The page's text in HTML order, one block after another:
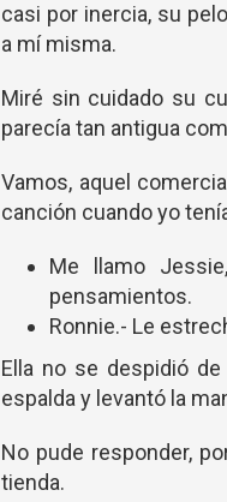
casi por inercia, su
a mí misma.
Miré sin cuidado su
parecía tan antigua
Vamos, aquel
canción cuando yo
Me llamo
pensamientos.
Ronnie.- Le
Ella no se despidió
espalda y levantó la
No pude responder,
tienda.